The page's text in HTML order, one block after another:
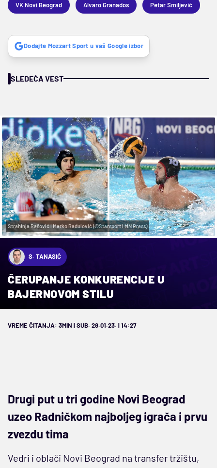
VK Novi Beograd Alvaro Granados Petar Smiljević
Dodajte Mozzart Sport u vaš Google izbor
SLEDEĆA VEST
Strahinja Rašović i Marko Radulović (©Starsport i MN Press)
S. TANASIĆ
ČERUPANJE KONKURENCIJE U
BAJERNOVOM STILU
VREME ČITANJA: 3MIN | SUB. 28.01.23. | 14:27
Drugi put u tri godine Novi Beograd
uzeo Radničkom najboljeg igrača i prvu
zvezdu tima
Vedri i oblači Novi Beograd na transfer tržištu,